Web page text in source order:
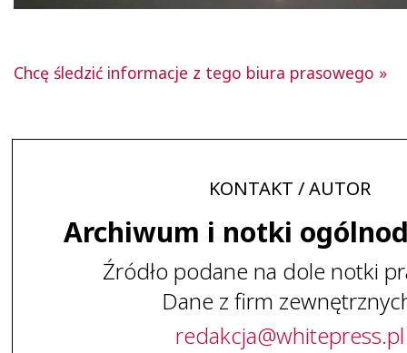
Chcę śledzić informacje z tego biura prasowego »
KONTAKT / AUTOR
Archiwum i notki
Źródło podane na dole notki
Dane z firm
redakcja@whitepress.pl